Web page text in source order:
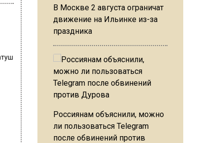
В Москве 2 августа ограничат
движение на Ильинке из-за
праздника
Россиянам объяснили, можно
ли пользоваться Telegram
после обвинений против